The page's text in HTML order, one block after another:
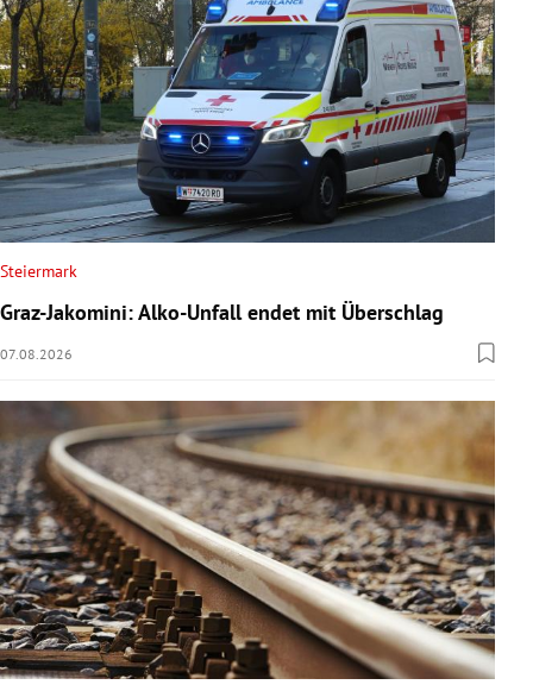
Steiermark
Graz-Jakomini: Alko-Unfall endet mit Überschlag
07.08.2026